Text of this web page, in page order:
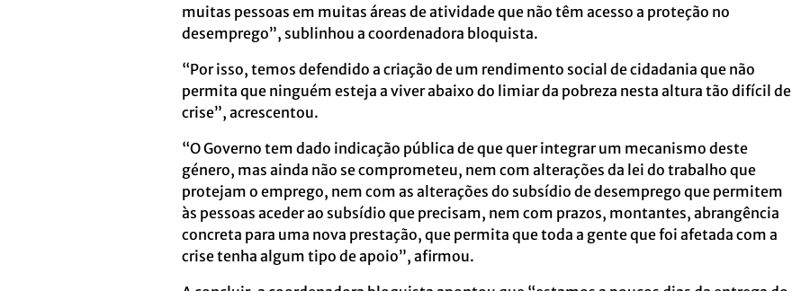
muitas pessoas em muitas áreas de atividade que não têm acesso a proteção no
desemprego”, sublinhou a coordenadora bloquista.
“Por isso, temos defendido a criação de um rendimento social de cidadania que não
permita que ninguém esteja a viver abaixo do limiar da pobreza nesta altura tão difícil de
crise”, acrescentou.
“O Governo tem dado indicação pública de que quer integrar um mecanismo deste
género, mas ainda não se comprometeu, nem com alterações da lei do trabalho que
protejam o emprego, nem com as alterações do subsídio de desemprego que permitem
às pessoas aceder ao subsídio que precisam, nem com prazos, montantes, abrangência
concreta para uma nova prestação, que permita que toda a gente que foi afetada com a
crise tenha algum tipo de apoio”, afirmou.